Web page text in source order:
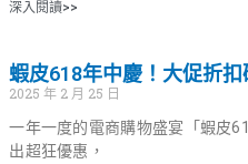
深入閱讀>>
蝦皮618年中慶！大促折
2025 年 2 月 25 日
一年一度的電商購物盛宴「蝦皮
出超狂優惠，